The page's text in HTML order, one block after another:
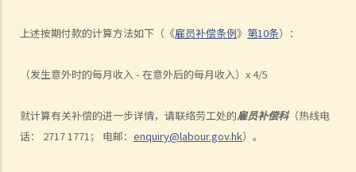
上述按期付款的计算方法如下（《雇员补偿条例》 第10条）：
（发生意外时的每月收入 - 在意外后的每月收入）x 4/5
就计算有关补偿的进一步详情，请联络劳工处的雇员补偿科（热线电
话： 2717 1771； 电邮： enquiry@labour.gov.hk）。
2. 不合理更改雇佣合约条款
4. 不合理解雇的补偿
我想解雇此职员。我可否不给予他预先通知（或代通知金）而立刻解雇
他？